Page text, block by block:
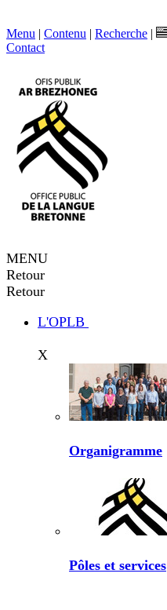
Menu | Contenu | Recherche |
Contact
MENU
Retour
Retour
L'OPLB
X
Organigramme
Pôles et services